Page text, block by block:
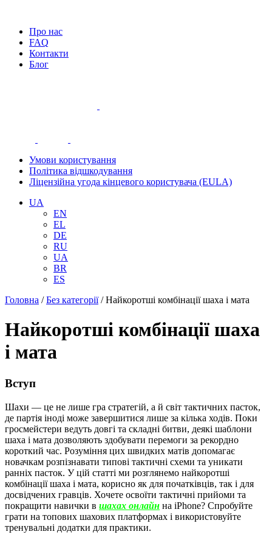
Про нас
FAQ
Контакти
Блог
Умови користування
Політика відшкодування
Ліцензійна угода кінцевого користувача (EULA)
UA
EN
EL
DE
RU
UA
BR
ES
Головна /Без категорії/Найкоротші комбінації шаха і мата
Найкоротші комбінації шаха
і мата
Вступ
Шахи — це не лише гра стратегій, а й світ тактичних пасток,
де партія іноді може завершитися лише за кілька ходів. Поки
гросмейстери ведуть довгі та складні битви, деякі шаблони
шаха і мата дозволяють здобувати перемоги за рекордно
короткий час. Розуміння цих швидких матів допомагає
новачкам розпізнавати типові тактичні схеми та уникати
ранніх пасток. У цій статті ми розглянемо найкоротші
комбінації шаха і мата, корисно як для початківців, так і для
досвідчених гравців. Хочете освоїти тактичні прийоми та
покращити навички в шахах онлайн на iPhone? Спробуйте
грати на топових шахових платформах і використовуйте
тренувальні додатки для практики.